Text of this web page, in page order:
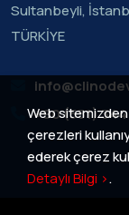
Sultanbeyli,
TÜRKİYE
+90 (551) 344
Web
çerezleri
ederek çerez
Detaylı Bilgi >.